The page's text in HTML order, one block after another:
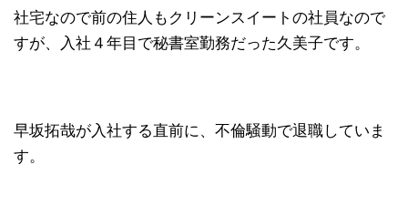
社宅なので前の住人もクリーンスイートの社員なので
すが、入社４年目で秘書室勤務だった久美子です。
早坂拓哉が入社する直前に、不倫騒動で退職していま
す。